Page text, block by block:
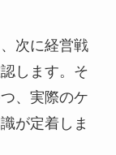
次に経営戦
します。そ
、実際のケ
が定着しま